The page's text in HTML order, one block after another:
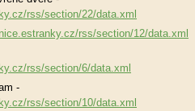
rss/section/22/data.xml
rss/section/12/data.xml
rss/section/6/data.xml
-
rss/section/10/data.xml